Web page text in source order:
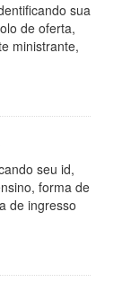
sua
de oferta,
ministrante,
seu id,
forma de
de ingresso